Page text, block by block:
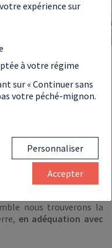
COURTAGE
vous ouvre ses portes
projeterdans des
etqui vous
soyez sûrs
investissementdans le
nous trouverons la
en adéquation avec
expérience sur
à votre régime
sur « Continuer sans
votre péché-mignon.
Personnaliser
Accepter